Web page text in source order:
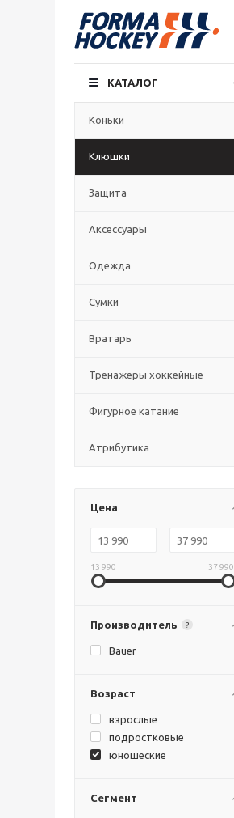
КАТАЛОГ
Коньки
Клюшки
Защита
Аксессуары
Одежда
Сумки
Вратарь
Тренажеры хоккейные
Фигурное катание
Атрибутика
Цена
13 990 37 990
Производитель ?
Bauer
Возраст
взрослые
подростковые
юношеские
Сегмент